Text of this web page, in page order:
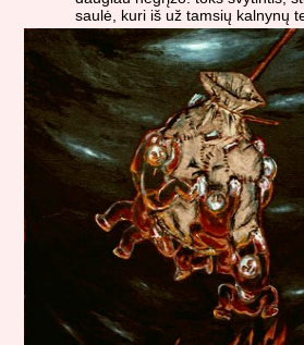
saulė, kuri iš už tamsių kalnynų